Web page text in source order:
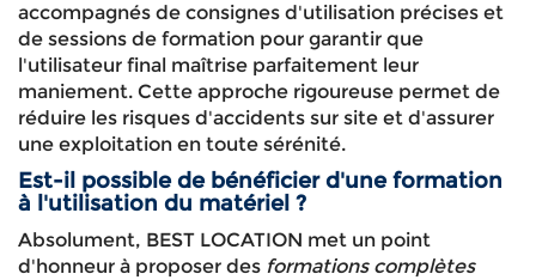
accompagnés de consignes d'utilisation précises et
de sessions de formation pour garantir que
l'utilisateur final maîtrise parfaitement leur
maniement. Cette approche rigoureuse permet de
réduire les risques d'accidents sur site et d'assurer
une exploitation en toute sérénité.
Est-il possible de bénéficier d'une formation
à l'utilisation du matériel ?
Absolument, BEST LOCATION met un point
d'honneur à proposer des formations complètes